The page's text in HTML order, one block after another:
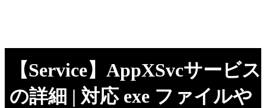
【Service】AppXSvcサービス
の詳細 | 対応 exe ファイルや